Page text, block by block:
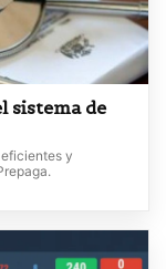
sistema de
y